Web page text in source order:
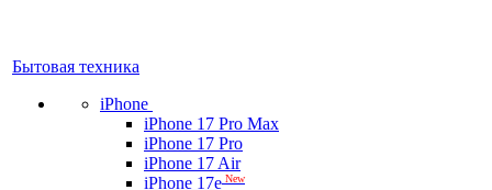
Бытовая техника
iPhone
iPhone 17 Pro Max
iPhone 17 Pro
iPhone 17 Air
iPhone 17e New